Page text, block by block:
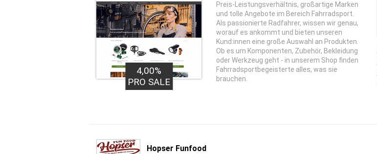
4,00%
PRO SALE
Preis-Leistungsverhältnis, großartige Marken
und tolle Angebote im Bereich Fahrradsport.
Als passionierte Radfahrer, wissen wir genau,
worauf es ankommt und bieten unseren
Kund:innen eine große Auswahl an Produkten.
Ob es um Komponenten, Zubehör, Bekleidung
oder Werkzeug geht - in unserem Shop finden
Fahrradsportbegeisterte alles, was sie
brauchen.
Hopser Funfood